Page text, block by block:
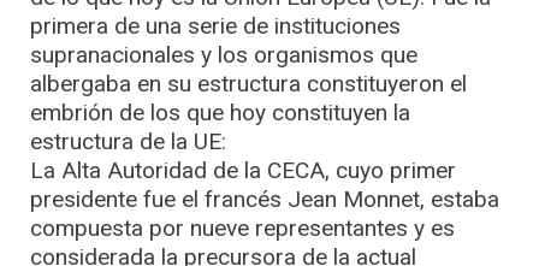
primera de una serie de instituciones
supranacionales y los organismos que
albergaba en su estructura constituyeron el
embrión de los que hoy constituyen la
estructura de la UE:
La Alta Autoridad de la CECA, cuyo primer
presidente fue el francés Jean Monnet, estaba
compuesta por nueve representantes y es
considerada la precursora de la actual